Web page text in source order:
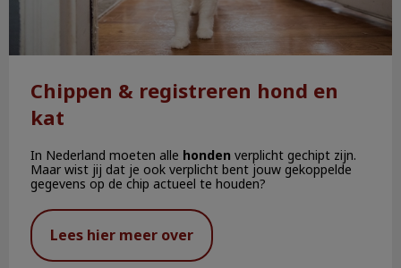
Chippen & registreren hond en
kat
In Nederland moeten alle honden verplicht gechipt zijn.
Maar wist jij dat je ook verplicht bent jouw gekoppelde
gegevens op de chip actueel te houden?
Lees hier meer over